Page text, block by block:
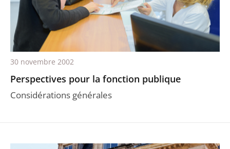
Perspectives pour la fonction publique
Considérations générales
30 novembre 2002